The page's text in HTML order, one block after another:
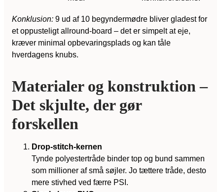
Konklusion: 9 ud af 10 begyndermødre bliver gladest for
et oppusteligt allround-board – det er simpelt at eje,
kræver minimal opbevaringsplads og kan tåle
hverdagens knubs.
Materialer og konstruktion –
Det skjulte, der gør
forskellen
Drop-stitch-kernen
Tynde polyestertråde binder top og bund sammen
som millioner af små søjler. Jo tættere tråde, desto
mere stivhed ved færre PSI.